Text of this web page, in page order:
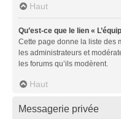
Haut
Qu’est-ce que le lien «
Cette page donne la liste des
les administrateurs et
les forums qu’ils modèrent.
Haut
Messagerie privée